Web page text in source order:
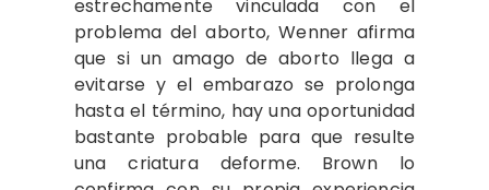
estrechamente vinculada con el
problema del aborto, Wenner afirma
que si un amago de aborto llega a
evitarse y el embarazo se prolonga
hasta el término, hay una oportunidad
bastante probable para que resulte
una criatura deforme. Brown lo